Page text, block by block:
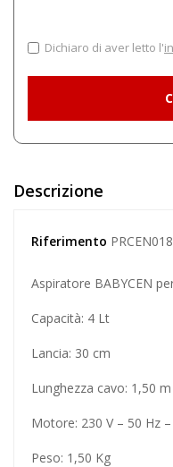
Dichiaro di aver letto l'
Descrizione
Riferimento PRCEN018
Aspiratore BABYCEN
Capacità: 4 Lt
Lancia: 30 cm
Lunghezza cavo: 1,50 m
Motore: 230 V – 50 Hz
Peso: 1,50 Kg